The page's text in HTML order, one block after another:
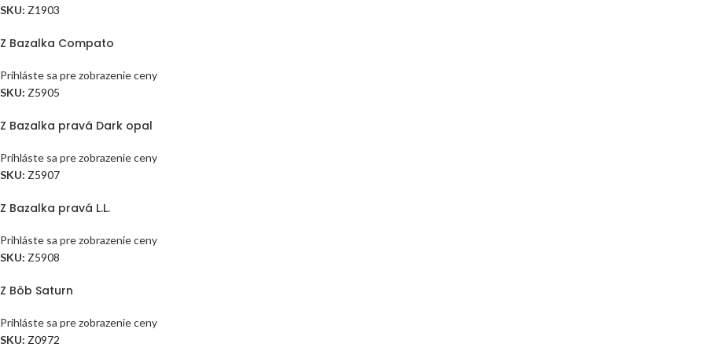
SKU: Z1903
Z Bazalka Compato
Prihláste sa pre zobrazenie ceny
SKU: Z5905
Z Bazalka pravá Dark opal
Prihláste sa pre zobrazenie ceny
SKU: Z5907
Z Bazalka pravá L.L.
Prihláste sa pre zobrazenie ceny
SKU: Z5908
Z Bôb Saturn
Prihláste sa pre zobrazenie ceny
SKU: Z0972